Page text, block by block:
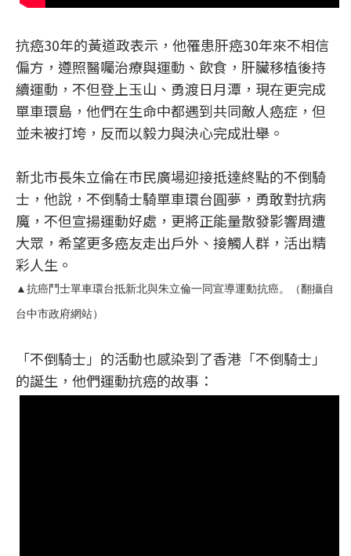
抗癌30年的黃道政表示，他罹患肝癌30年來不相信
偏方，遵照醫囑治療與運動、飲食，肝臟移植後持
續運動，不但登上玉山、勇渡日月潭，現在更完成
單車環島，他們在生命中都遇到共同敵人癌症，但
並未被打垮，反而以毅力與決心完成壯舉。
新北市長朱立倫在市民廣場迎接抵達終點的不倒騎
士，他說，不倒騎士騎單車環台圓夢，勇敢對抗病
魔，不但宣揚運動好處，更將正能量散發影響周遭
大眾，希望更多癌友走出戶外、接觸人群，活出精
彩人生。
▲抗癌鬥士單車環台抵新北與朱立倫一同宣導運動抗癌。（翻攝自
台中市政府網站）
「不倒騎士」的活動也感染到了香港「不倒騎士」
的誕生，他們運動抗癌的故事：